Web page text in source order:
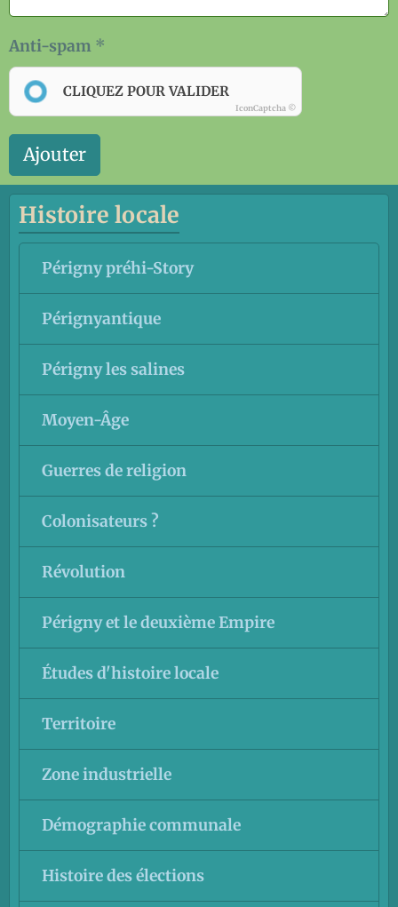
Anti-spam
CLIQUEZ POUR VALIDER
IconCaptcha ©
Ajouter
Histoire locale
Périgny préhi-Story
Pérignyantique
Périgny les salines
Moyen-Âge
Guerres de religion
Colonisateurs ?
Révolution
Périgny et le deuxième Empire
Études d'histoire locale
Territoire
Zone industrielle
Démographie communale
Histoire des élections